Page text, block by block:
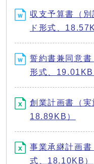
収支予算書（
ド形式、
誓約書兼同意
形式、19.01KB
創業計画書（実
18.89KB）
事業承継計画
式、18.10KB）